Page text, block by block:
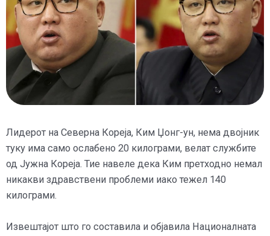
Лидерот на Северна Кореја, Ким Џонг-ун, нема двојник
туку има само ослабено 20 килограми, велат службите
од Јужна Кореја. Тие навеле дека Ким претходно немал
никакви здравствени проблеми иако тежел 140
килограми.
Извештајот што го составила и објавила Националната